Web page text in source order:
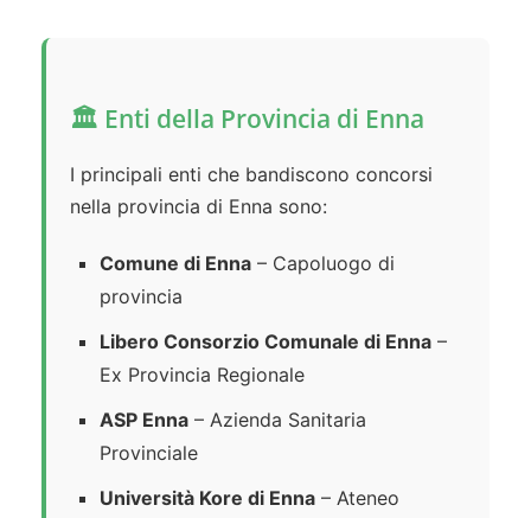
🏛️ Enti della Provincia di Enna
I principali enti che bandiscono concorsi
nella provincia di Enna sono:
Comune di Enna – Capoluogo di
provincia
Libero Consorzio Comunale di Enna –
Ex Provincia Regionale
ASP Enna – Azienda Sanitaria
Provinciale
Università Kore di Enna – Ateneo